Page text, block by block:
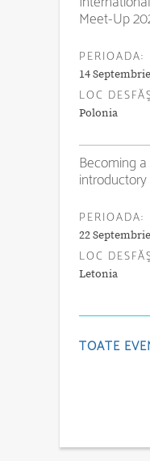
Meet-Up
PERIOADA:
14
LOC
Polonia
Becoming
PERIOADA:
22
LOC
Letonia
TOATE